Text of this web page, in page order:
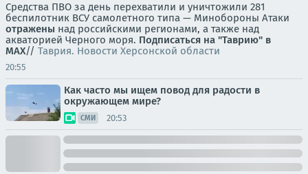
Средства ПВО за день перехватили и уничтожили 281
беспилотник ВСУ самолетного типа — Минобороны Атаки
отражены над российскими регионами, а также над
акваторией Черного моря. Подписаться на "Таврию" в
MAX// Таврия. Новости Херсонской области
20:55
Как часто мы ищем повод для радости в
окружающем мире?
СМИ 20:53